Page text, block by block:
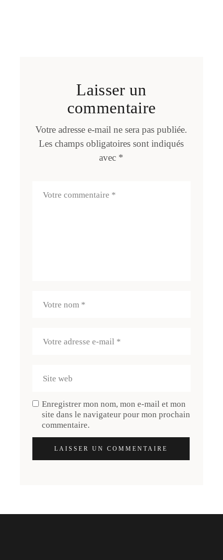
Laisser un
commentaire
Votre adresse e-mail ne sera pas publiée.
Les champs obligatoires sont indiqués
avec *
Enregistrer mon nom, mon e-mail et mon
site dans le navigateur pour mon prochain
commentaire.
LAISSER UN COMMENTAIRE